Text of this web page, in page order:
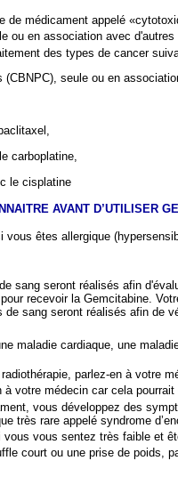
de médicament appelé
ou en association avec
des types de cancer
seule ou en
carboplatine,
le cisplatine
AVANT
vous êtes allergique
sang seront réalisés afin
recevoir la Gemcitabine.
sang seront réalisés afin de
maladie cardiaque, une
, parlez-en à votre
à votre médecin car cela
vous développez des
très rare appelé syndrome
vous sentez très faible et
court ou une prise de poids,